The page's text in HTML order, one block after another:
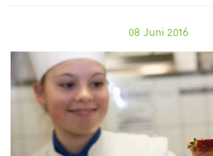
08 Juni 2016